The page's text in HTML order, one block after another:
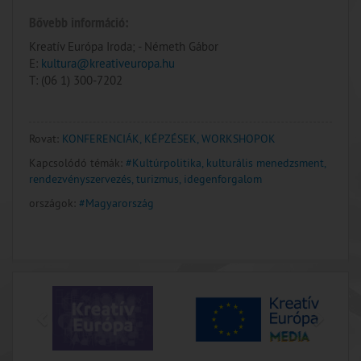
Kreatív Európa Iroda; - Németh Gábor
E: kultura@kreativeuropa.hu
T: (06 1) 300-7202
Rovat: KONFERENCIÁK, KÉPZÉSEK, WORKSHOPOK
Kapcsolódó témák: #Kultúrpolitika, kulturális menedzsment,
rendezvényszervezés, turizmus, idegenforgalom
országok: #Magyarország